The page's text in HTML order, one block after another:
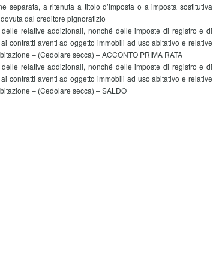
separata, a ritenuta a titolo d’imposta o a imposta sostitutiva
dal creditore pignoratizio
relative addizionali, nonché delle imposte di registro e di
contratti aventi ad oggetto immobili ad uso abitativo e relative
– (Cedolare secca) – ACCONTO PRIMA RATA
relative addizionali, nonché delle imposte di registro e di
contratti aventi ad oggetto immobili ad uso abitativo e relative
– (Cedolare secca) – SALDO